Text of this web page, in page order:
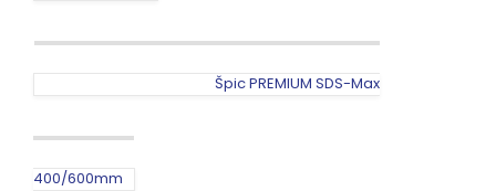
Špic PREMIUM SDS-Max
400/600mm